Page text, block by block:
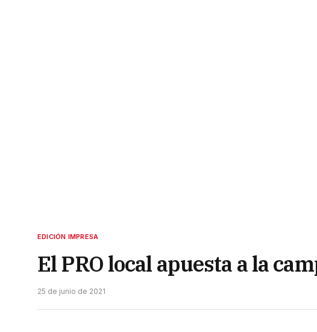
EDICIÓN IMPRESA
El PRO local apuesta a la
25 de junio de 2021